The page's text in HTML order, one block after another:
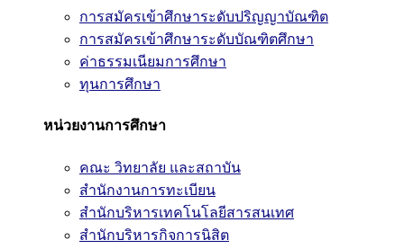
การสมัครเข้าศึกษาระดับปริญญาบัณฑิต
การสมัครเข้าศึกษาระดับบัณฑิตศึกษา
ค่าธรรมเนียมการศึกษา
ทุนการศึกษา
หน่วยงานการศึกษา
คณะ วิทยาลัย และสถาบัน
สำนักงานการทะเบียน
สำนักบริหารเทคโนโลยีสารสนเทศ
สำนักบริหารกิจการนิสิต